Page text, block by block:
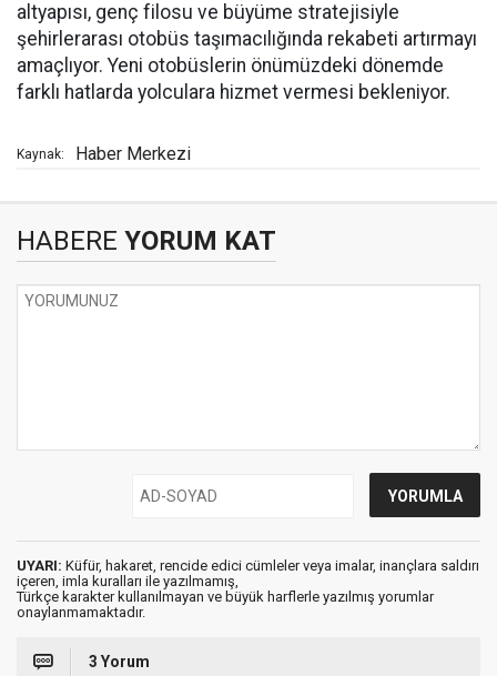
altyapısı, genç filosu ve büyüme stratejisiyle
şehirlerarası otobüs taşımacılığında rekabeti artırmayı
amaçlıyor. Yeni otobüslerin önümüzdeki dönemde
farklı hatlarda yolculara hizmet vermesi bekleniyor.
Kaynak: Haber Merkezi
HABERE YORUM KAT
UYARI: Küfür, hakaret, rencide edici cümleler veya imalar, inançlara saldırı
içeren, imla kuralları ile yazılmamış,
Türkçe karakter kullanılmayan ve büyük harflerle yazılmış yorumlar
onaylanmamaktadır.
3 Yorum